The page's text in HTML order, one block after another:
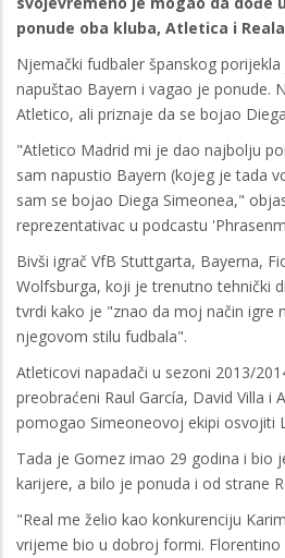
ponude oba kluba, Atletica i
Njemački fudbaler španskog
napuštao Bayern i vagao je ponude.
Atletico, ali priznaje da se bojao
"Atletico Madrid mi je dao najbolju
sam napustio Bayern (kojeg je tada
sam se bojao Diega Simeonea,"
reprezentativac u podcastu
Bivši igrač VfB Stuttgarta, Bayerna,
Wolfsburga, koji je trenutno tehnički
tvrdi kako je "znao da moj način igre
njegovom stilu fudbala".
Atleticovi napadači u sezoni 2013/
preobraćeni Raul García, David Villa i
pomogao Simeoneovoj ekipi osvojiti
Tada je Gomez imao 29 godina i bio
karijere, a bilo je ponuda i od strane
"Real me želio kao konkurenciju
vrijeme bio u dobroj formi. Florentino